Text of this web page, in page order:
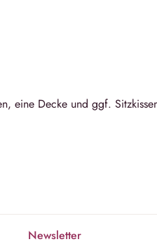
eine Decke und ggf.
Newsletter